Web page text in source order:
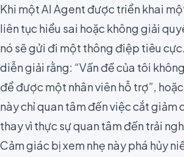
Khi một AI Agent được triển khai
liên tục hiểu sai hoặc không giải
nó sẽ gửi đi một thông điệp tiêu
diễn giải rằng: “Vấn đề của tôi
để được một nhân viên hỗ trợ”,
này chỉ quan tâm đến việc cắt giảm
thay vì thực sự quan tâm đến trải
Cảm giác bị xem nhẹ này phá hủy